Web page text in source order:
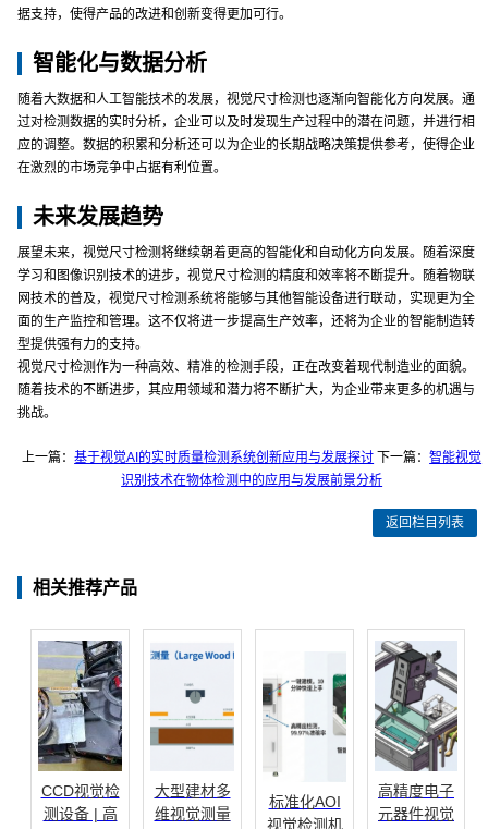
据支持，使得产品的改进和创新变得更加可行。
智能化与数据分析
随着大数据和人工智能技术的发展，视觉尺寸检测也逐渐向智能化方向发展。通
过对检测数据的实时分析，企业可以及时发现生产过程中的潜在问题，并进行相
应的调整。数据的积累和分析还可以为企业的长期战略决策提供参考，使得企业
在激烈的市场竞争中占据有利位置。
未来发展趋势
展望未来，视觉尺寸检测将继续朝着更高的智能化和自动化方向发展。随着深度
学习和图像识别技术的进步，视觉尺寸检测的精度和效率将不断提升。随着物联
网技术的普及，视觉尺寸检测系统将能够与其他智能设备进行联动，实现更为全
面的生产监控和管理。这不仅将进一步提高生产效率，还将为企业的智能制造转
型提供强有力的支持。
视觉尺寸检测作为一种高效、精准的检测手段，正在改变着现代制造业的面貌。
随着技术的不断进步，其应用领域和潜力将不断扩大，为企业带来更多的机遇与
挑战。
上一篇：基于视觉AI的实时质量检测系统创新应用与发展探讨 下一篇：智能视觉
识别技术在物体检测中的应用与发展前景分析
返回栏目列表
相关推荐产品
CCD视觉检
测设备 | 高
大型建材多
维视觉测量
标准化AOI
视觉检测机
高精度电子
元器件视觉